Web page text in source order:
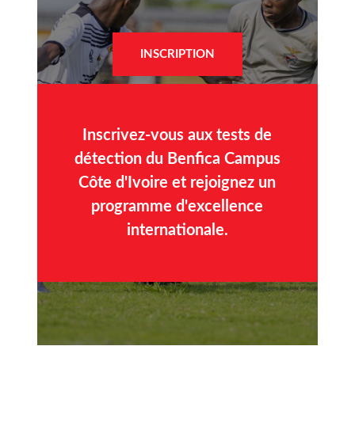
INSCRIPTION
Inscrivez-vous aux tests de
détection du Benfica Campus
Côte d'Ivoire et rejoignez un
programme d'excellence
internationale.